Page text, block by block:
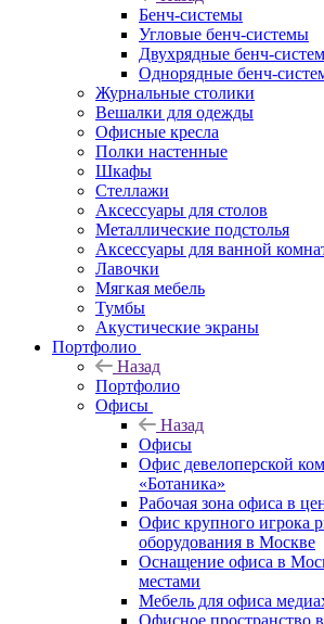
Бенч-системы
Угловые бенч-системы
Двухрядные бенч-
Однорядные бенч-
Журнальные столики
Вешалки для одежды
Офисные кресла
Полки настенные
Шкафы
Стеллажи
Аксессуары для столов
Металлические подстолья
Аксессуары для ванной
Лавочки
Мягкая мебель
Тумбы
Акустические экраны
Портфолио
Назад
Портфолио
Офисы
Назад
Офисы
Офис девелоперской
«Ботаника»
Рабочая зона офиса в
Офис крупного игрока
оборудования в Москве
Оснащение офиса в
местами
Мебель для офиса
Офисное пространство